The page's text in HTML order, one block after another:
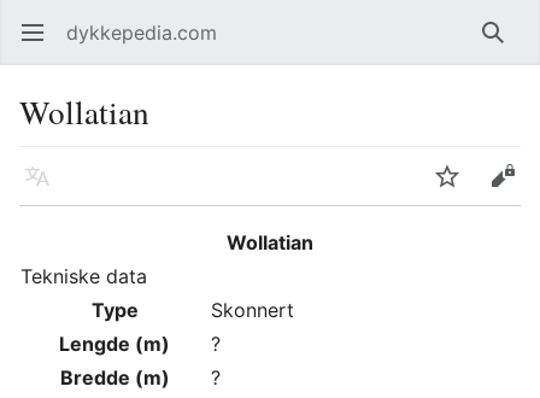
Åpne hovedmenyen dykkepedia.com Søk
Wollatian
Språk Overvåk Rediger
Wollatian
Tekniske data
Type
Skonnert
Lengde (m)
?
Bredde (m)
?